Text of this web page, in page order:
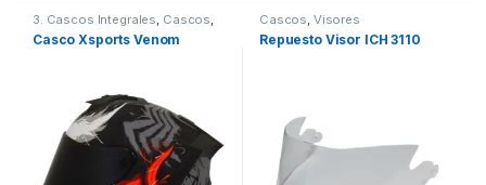
3. Cascos Integrales, Cascos,
Xsports
Casco Xsports Venom
Cascos, Visores
Repuesto Visor ICH 3110